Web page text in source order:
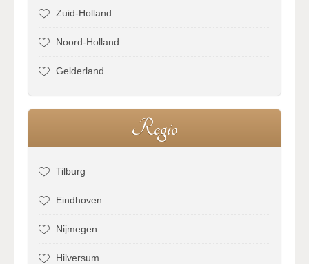
Zuid-Holland
Noord-Holland
Gelderland
Regio
Tilburg
Eindhoven
Nijmegen
Hilversum